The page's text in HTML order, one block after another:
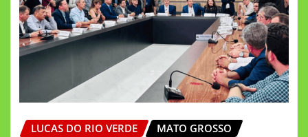
LUCAS DO RIO VERDE
MATO GROSSO